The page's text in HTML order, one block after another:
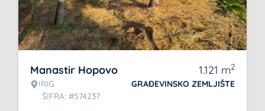
Manastir Hopovo
IRIG
ŠIFRA: #574237
1.121 m2
GRAĐEVINSKO ZEMLJIŠTE